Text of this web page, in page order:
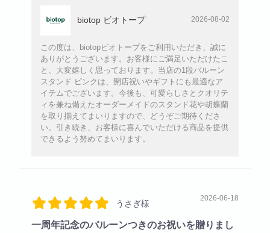
biotop ビオトープ 2026-08-02
この度は、biotopビオトープをご利用いただき、誠に
ありがとうございます。お客様にご満足いただけたこ
と、大変嬉しく思っております。当店の1段バルーン
スタンド ピンクは、開店祝いやギフトにも最適なア
イテムでございます。今後も、可愛らしさとクオリテ
ィを兼ね備えたオーダーメイドのスタンド花や胡蝶蘭
を取り揃えてまいりますので、どうぞご期待くださ
い。引き続き、お客様に喜んでいただける商品を提供
できるよう努めてまいります。
うさぎ様
2026-06-18
一周年記念のバルーンつきのお祝いを贈りまし